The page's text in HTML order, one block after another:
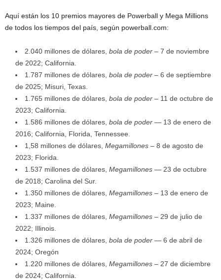
Aquí están los 10 premios mayores de Powerball y Mega Millions
de todos los tiempos del país, según powerball.com:
2.040 millones de dólares, bola de poder – 7 de noviembre
de 2022; California.
1.787 millones de dólares, bola de poder – 6 de septiembre
de 2025; Misuri, Texas.
1.765 millones de dólares, bola de poder – 11 de octubre de
2023; California.
1.586 millones de dólares, bola de poder — 13 de enero de
2016; California, Florida, Tennessee.
1,58 millones de dólares, Megamillones – 8 de agosto de
2023; Florida.
1.537 millones de dólares, Megamillones — 23 de octubre
de 2018; Carolina del Sur.
1.350 millones de dólares, Megamillones – 13 de enero de
2023; Maine.
1.337 millones de dólares, Megamillones – 29 de julio de
2022; Illinois.
1.326 millones de dólares, bola de poder — 6 de abril de
2024; Oregón
1.220 millones de dólares, Megamillones – 27 de diciembre
de 2024; California.